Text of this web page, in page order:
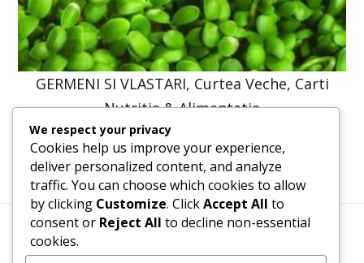
GERMENI SI VLASTARI, Curtea Veche, Carti
Nutritie & Alimentatie
41,23lei
Termeni, Condiții & Protecția Datelor (GDPR)
We respect your privacy
Cookies help us improve your experience,
deliver personalized content, and analyze
traffic. You can choose which cookies to allow
by clicking Customize. ClickAccept All to
consent or Reject All to decline non-essential
cookies.